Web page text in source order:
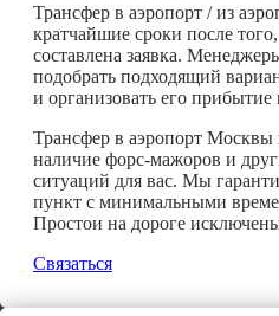
Трансфер в аэропорт / из
кратчайшие сроки после
составлена заявка.
подобрать подходящий
и организовать его
Трансфер в аэропорт Москвы
наличие форс-мажоров и
ситуаций для вас. Мы
пункт с минимальными
Простои на дороге
Связаться